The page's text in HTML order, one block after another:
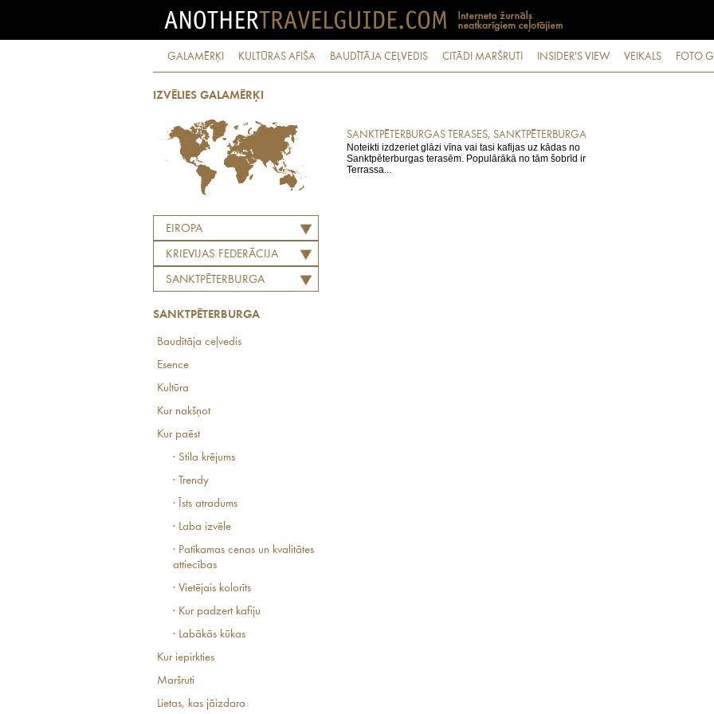
GALAMĒRĶI KULTŪRAS AFIŠA BAUDĪTĀJA CEĻVEDIS CITĀDI MARŠRUTI INSIDER'S VIEW VEIKALS FOTO
IZVĒLIES GALAMĒRĶI
EIROPA
KRIEVIJAS FEDERĀCIJA
SANKTPĒTERBURGA
SANKTPĒTERBURGA
Baudītāja ceļvedis
Esence
Kultūra
Kur nakšņot
Kur paēst
· Stila krējums
· Trendy
· Īsts atradums
· Laba izvēle
· Patīkamas cenas un kvalitātes
attiecības
· Vietējais kolorīts
· Kur padzert kafiju
· Labākās kūkas
Kur iepirkties
Maršruti
Lietas, kas jāizdara
SANKTPĒTERBURGAS TERASES, SANKTPĒTERBURGA
Noteikti izdzeriet glāzi vīna vai tasi kafijas uz kādas no
Sanktpēterburgas terasēm. Populārākā no tām šobrīd ir
Terrassa...